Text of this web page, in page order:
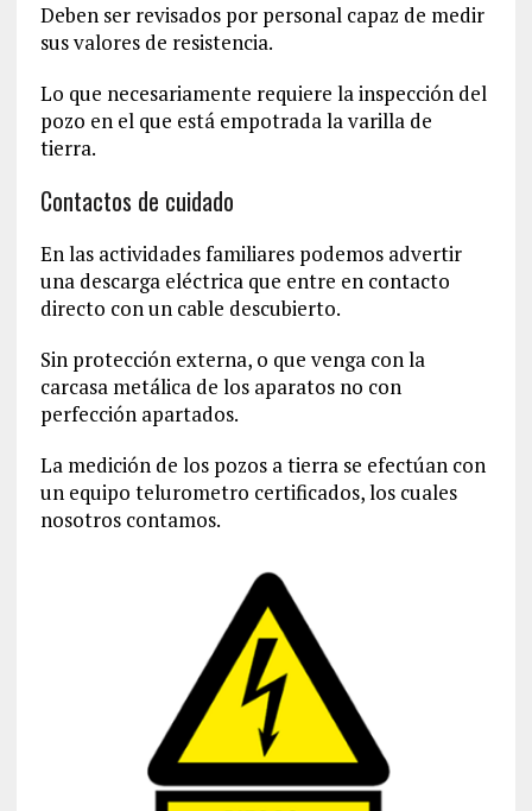
Deben ser revisados por personal capaz de medir
sus valores de resistencia.
Lo que necesariamente requiere la inspección del
pozo en el que está empotrada la varilla de
tierra.
Contactos de cuidado
En las actividades familiares podemos advertir
una descarga eléctrica que entre en contacto
directo con un cable descubierto.
Sin protección externa, o que venga con la
carcasa metálica de los aparatos no con
perfección apartados.
La medición de los pozos a tierra se efectúan con
un equipo telurometro certificados, los cuales
nosotros contamos.